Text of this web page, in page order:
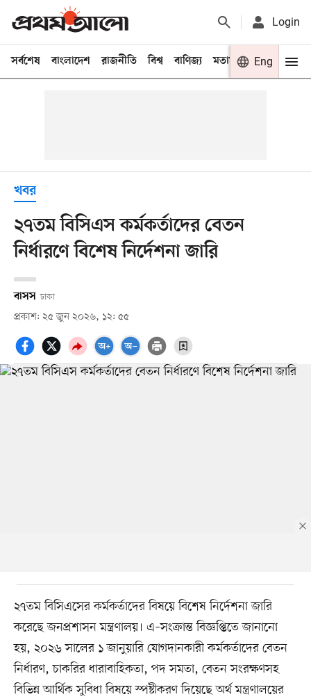
Login
সর্বশেষ বাংলাদেশ রাজনীতি বিশ্ব বাণিজ্য মতামত খেলা
Eng
খবর
২৭তম বিসিএস কর্মকর্তাদের বেতন
নির্ধারণে বিশেষ নির্দেশনা জারি
বাসস ঢাকা
প্রকাশ: ২৫ জুন ২০২৬, ১২: ৫৫
২৭তম বিসিএসের কর্মকর্তাদের বিষয়ে বিশেষ নির্দেশনা জারি
করেছে জনপ্রশাসন মন্ত্রণালয়। এ–সংক্রান্ত বিজ্ঞপ্তিতে জানানো
হয়, ২০২৬ সালের ১ জানুয়ারি যোগদানকারী কর্মকর্তাদের বেতন
নির্ধারণ, চাকরির ধারাবাহিকতা, পদ সমতা, বেতন সংরক্ষণসহ
বিভিন্ন আর্থিক সুবিধা বিষয়ে স্পষ্টীকরণ দিয়েছে অর্থ মন্ত্রণালয়ের